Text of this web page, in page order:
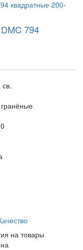
794
на товары